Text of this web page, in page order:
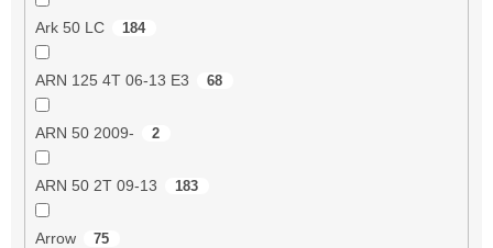
Ark 50 LC 184
ARN 125 4T 06-13 E3 68
ARN 50 2009- 2
ARN 50 2T 09-13 183
Arrow 75